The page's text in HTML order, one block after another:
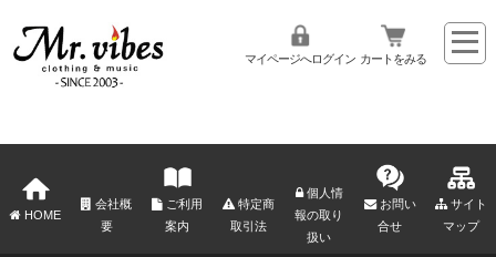
マイページへログイン カートをみる
HOME
会社概
要
ご利用
案内
特定商
取引法
個人情
報の取り
扱い
お問い
合せ
サイト
マップ